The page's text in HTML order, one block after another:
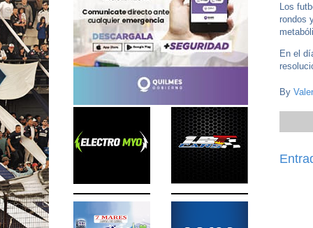
Los
rondos
En el
By